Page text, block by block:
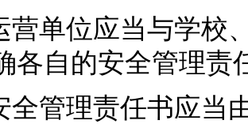
营单位应当与学校
各自的安全管理责
全管理责任书应当